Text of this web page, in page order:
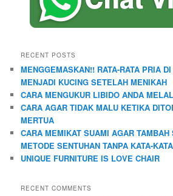
RECENT POSTS
MENGGEMASKAN!! RATA-RATA PRIA
MENJADI KUCING SETELAH MENIKAH
CARA MENGUKUR LIBIDO ANDA
CARA AGAR TIDAK MALU KETIKA
MERTUA
CARA MEMIKAT SUAMI AGAR TAMBAH
METODE SENTUHAN TANPA KATA-KATA
UNIQUE FURNITURE IS LOVE CHAIR
RECENT COMMENTS